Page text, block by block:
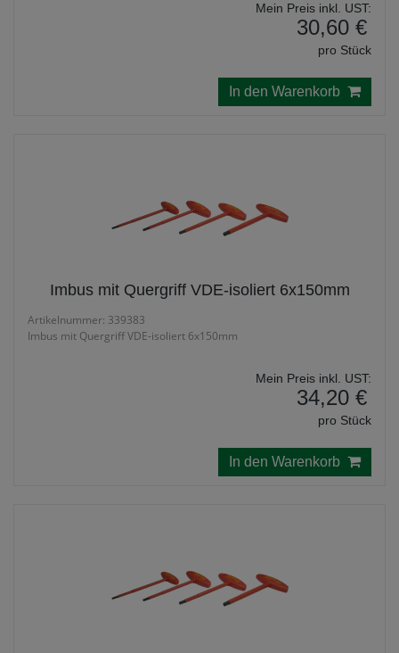
Mein Preis inkl. UST:
30,60 €
pro Stück
In den Warenkorb
Imbus mit Quergriff VDE-isoliert 6x150mm
Artikelnummer: 339383
Imbus mit Quergriff VDE-isoliert 6x150mm
Mein Preis inkl. UST:
34,20 €
pro Stück
In den Warenkorb